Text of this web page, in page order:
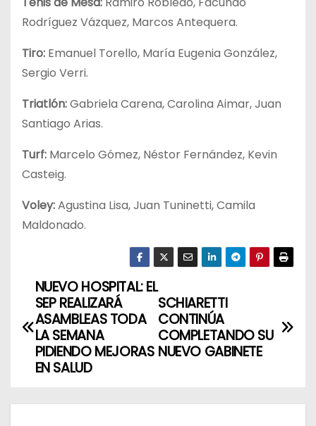
Rodríguez Vázquez, Marcos Antequera.
Tiro: Emanuel Torello, María Eugenia González,
Sergio Verri.
Triatlón:Gabriela Carena, Carolina Aimar, Juan
Santiago Arias.
Turf: Marcelo Gómez, Néstor Fernández, Kevin
Casteig.
Voley:Agustina Lisa, Juan Tuninetti, Camila
Maldonado.
N
a
g
SCHIARETTI
CONTINÚA
COMPLETANDO SU
NUEVO GABINETE
NUEVO HOSPITAL: EL
SEP REALIZARÁ
ASAMBLEAS TODA
LA SEMANA
PIDIENDO MEJORAS
EN SALUD